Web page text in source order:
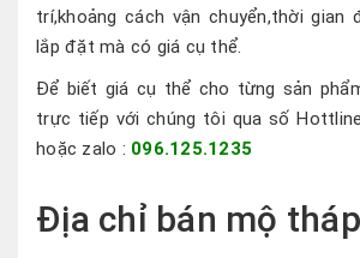
trí,khoảng cách vận chuyển,thời gian
lắp đặt mà có giá cụ thể.
Để biết giá cụ thể cho từng sản
trực tiếp với chúng tôi qua số
hoặc zalo : 096.125.1235
Địa chỉ bán mộ